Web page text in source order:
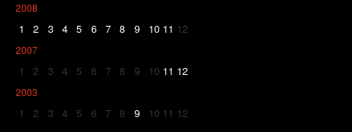
2008
1 2 3 4 5 6 7 8 9 10 11 12
2007
1 2 3 4 5 6 7 8 9 10 11 12
2003
1 2 3 4 5 6 7 8 9 10 11 12